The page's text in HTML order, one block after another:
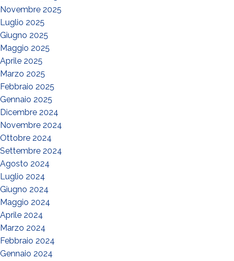
Novembre 2025
Luglio 2025
Giugno 2025
Maggio 2025
Aprile 2025
Marzo 2025
Febbraio 2025
Gennaio 2025
Dicembre 2024
Novembre 2024
Ottobre 2024
Settembre 2024
Agosto 2024
Luglio 2024
Giugno 2024
Maggio 2024
Aprile 2024
Marzo 2024
Febbraio 2024
Gennaio 2024